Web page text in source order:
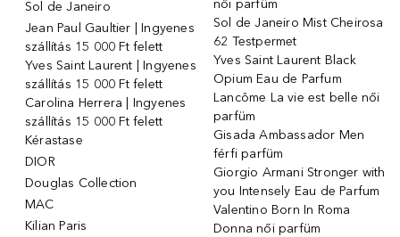
Sol de Janeiro
Jean Paul Gaultier | Ingyenes
szállítás 15 000 Ft felett
Yves Saint Laurent | Ingyenes
szállítás 15 000 Ft felett
Carolina Herrera | Ingyenes
szállítás 15 000 Ft felett
Kérastase
DIOR
Douglas Collection
MAC
Kilian Paris
női parfüm
Sol de Janeiro Mist Cheirosa
62 Testpermet
Yves Saint Laurent Black
Opium Eau de Parfum
Lancôme La vie est belle női
parfüm
Gisada Ambassador Men
férfi parfüm
Giorgio Armani Stronger with
you Intensely Eau de Parfum
Valentino Born In Roma
Donna női parfüm